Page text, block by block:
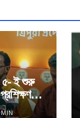
ই শুরু